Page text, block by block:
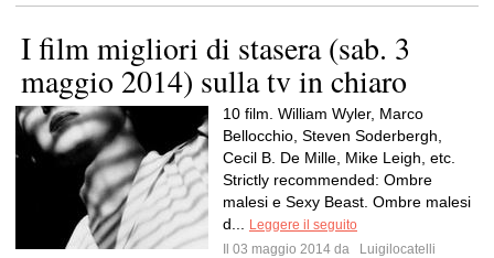
I film migliori di stasera (sab. 3
maggio 2014) sulla tv in chiaro
10 film. William Wyler, Marco
Bellocchio, Steven Soderbergh,
Cecil B. De Mille, Mike Leigh, etc.
Strictly recommended: Ombre
malesi e Sexy Beast. Ombre malesi
d...
Leggere il seguito
Il 03 maggio 2014 da
Luigilocatelli